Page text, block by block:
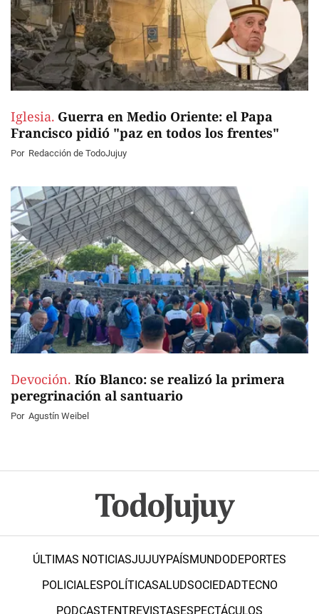
Iglesia. Guerra en Medio Oriente: el Papa
Francisco pidió "paz en todos los frentes"
Por Redacción de TodoJujuy
Devoción. Río Blanco: se realizó la primera
peregrinación al santuario
Por Agustín Weibel
ÚLTIMAS NOTICIASJUJUYPAÍSMUNDODEPORTES
POLICIALESPOLÍTICASALUDSOCIEDADTECNO
PODCASTENTREVISTASESPECTÁCULOS